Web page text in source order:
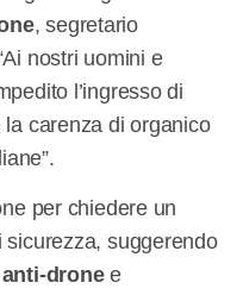
, segretario
nostri uomini e
l’ingresso di
carenza di organico
per chiedere un
suggerendo
dronee